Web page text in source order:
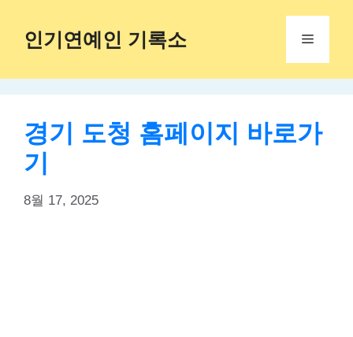
content
인기연예인 기록소 Menu
경기 도청 홈페이지 바로가
기
8월 17, 2025